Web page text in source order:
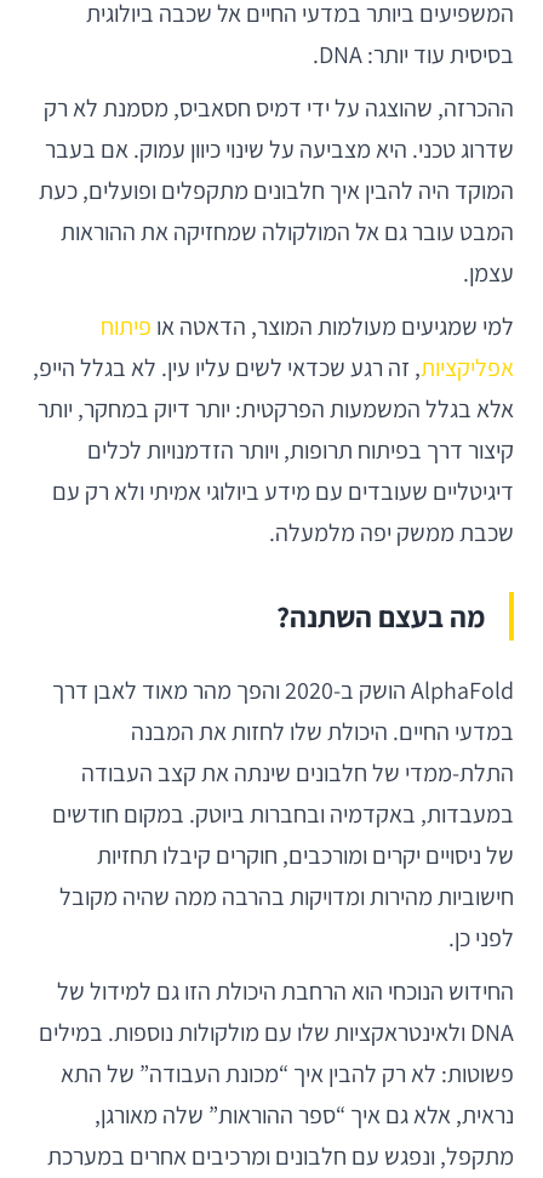
המשפיעים ביותר במדעי החיים אל שכבה ביולוגית
בסיסית עוד יותר: DNA.
ההכרזה, שהוצגה על ידי דמיס חסאביס, מסמנת לא רק
שדרוג טכני. היא מצביעה על שינוי כיוון עמוק. אם בעבר
המוקד היה להבין איך חלבונים מתקפלים ופועלים, כעת
המבט עובר גם אל המולקולה שמחזיקה את ההוראות
עצמן.
למי שמגיעים מעולמות המוצר, הדאטה או פיתוח
אפליקציות, זה רגע שכדאי לשים עליו עין. לא בגלל הייפ,
אלא בגלל המשמעות הפרקטית: יותר דיוק במחקר, יותר
קיצור דרך בפיתוח תרופות, ויותר הזדמנויות לכלים
דיגיטליים שעובדים עם מידע ביולוגי אמיתי ולא רק עם
שכבת ממשק יפה מלמעלה.
מה בעצם השתנה?
AlphaFold הושק ב-2020 והפך מהר מאוד לאבן דרך
במדעי החיים. היכולת שלו לחזות את המבנה
התלת-ממדי של חלבונים שינתה את קצב העבודה
במעבדות, באקדמיה ובחברות ביוטק. במקום חודשים
של ניסויים יקרים ומורכבים, חוקרים קיבלו תחזיות
חישוביות מהירות ומדויקות בהרבה ממה שהיה מקובל
לפני כן.
החידוש הנוכחי הוא הרחבת היכולת הזו גם למידול של
DNA ולאינטראקציות שלו עם מולקולות נוספות. במילים
פשוטות: לא רק להבין איך “מכונת העבודה” של התא
נראית, אלא גם איך “ספר ההוראות” שלה מאורגן,
מתקפל, ונפגש עם חלבונים ומרכיבים אחרים במערכת